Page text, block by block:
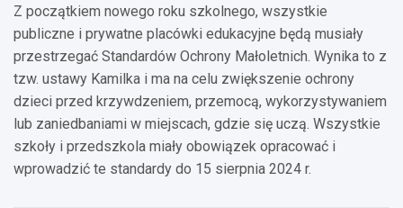
Z początkiem nowego roku szkolnego, wszystkie
publiczne i prywatne placówki edukacyjne będą musiały
przestrzegać Standardów Ochrony Małoletnich. Wynika to z
tzw. ustawy Kamilka i ma na celu zwiększenie ochrony
dzieci przed krzywdzeniem, przemocą, wykorzystywaniem
lub zaniedbaniami w miejscach, gdzie się uczą. Wszystkie
szkoły i przedszkola miały obowiązek opracować i
wprowadzić te standardy do 15 sierpnia 2024 r.